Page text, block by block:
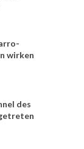
wirken
des